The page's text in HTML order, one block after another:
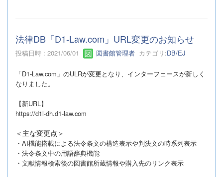
法律DB「D1-Law.com」URL変更のお知らせ
投稿日時 : 2021/06/01 図書館管理者 カテゴリ:DB/EJ
「D1-Law.com」のULRが変更となり、インターフェースが新しく
なりました。
【新URL】
https://d1l-dh.d1-law.com
＜主な変更点＞
・AI機能搭載による法令条文の構造表示や判決文の時系列表示
・法令条文中の用語辞典機能
・文献情報検索後の図書館所蔵情報や購入先のリンク表示